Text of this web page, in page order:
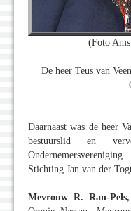
(Foto
De heer Teus van
Daarnaast was de heer
bestuurslid en
Stichting Jan van der
Mevrouw R. Ran-